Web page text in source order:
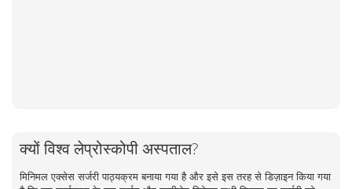
क्यों विश्व लेप्रोस्कोपी अस्पताल?
मिनिमल एक्सेस सर्जरी पाठ्यक्रम बनाया गया है और इसे इस तरह से डिज़ाइन किया गया